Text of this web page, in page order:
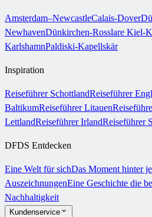
Amsterdam–NewcastleCalais-Dover
NewhavenDünkirchen-Rosslare Kiel-
KarlshamnPaldiski-Kapellskär
Inspiration
Reiseführer SchottlandReiseführer
BaltikumReiseführer Litauen
LettlandReiseführer IrlandReiseführer
DFDS Entdecken
Eine Welt für sichDas Moment hinter
AuszeichnungenEine Geschichte die
Nachhaltigkeit
Kundenservice